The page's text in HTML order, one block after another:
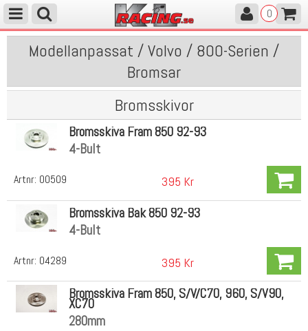
0
Modellanpassat / Volvo / 800-Serien /
Bromsar
Bromsskivor
Artnr: 00509
Bromsskiva Fram 850 92-93
4-Bult
395 Kr
Artnr: 04289
Bromsskiva Bak 850 92-93
4-Bult
395 Kr
Bromsskiva Fram 850, S/V/C70, 960, S/V90,
XC70
280mm